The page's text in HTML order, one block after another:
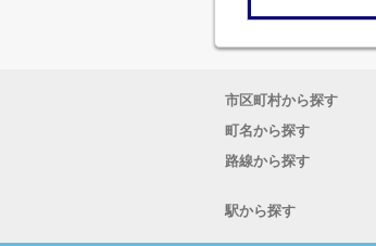
市区町村から探す
町名から探す
路線から探す
駅から探す